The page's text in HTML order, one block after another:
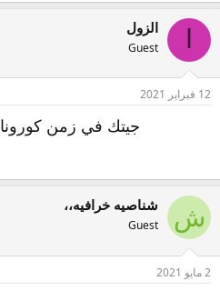
الزول
Guest
12 فبراير 2021
جيتك في زمن كورونا ٢٠٢١ شهر ٢
ش شناصيه خرافيه،،
Guest
2 مايو 2021